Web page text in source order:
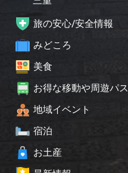
旅の安心/安全情報
みどころ
美食
お得な移動や周遊パス
地域イベント
宿泊
お土産